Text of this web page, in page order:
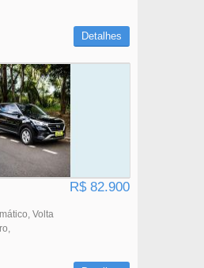
Detalhes
R$ 82.900
Volta